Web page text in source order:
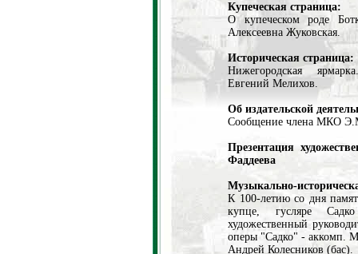
Купеческая страница:
О купеческом роде
Алексеевна Жуковская.
Историческая страница:
Нижегородская
Евгений Мелихов.
Об издательской
Сообщение члена МКО
Презентация
Фаддеева
Музыкально-
К 100-летию со дня
купце, гусляре
художественный
оперы "Садко" - аккомп.
Андрей Колесников (бас).